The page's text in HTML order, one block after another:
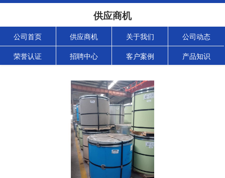
供应商机
公司首页 供应商机 关于我们 公司动态
荣誉认证 招聘中心 客户案例 产品知识